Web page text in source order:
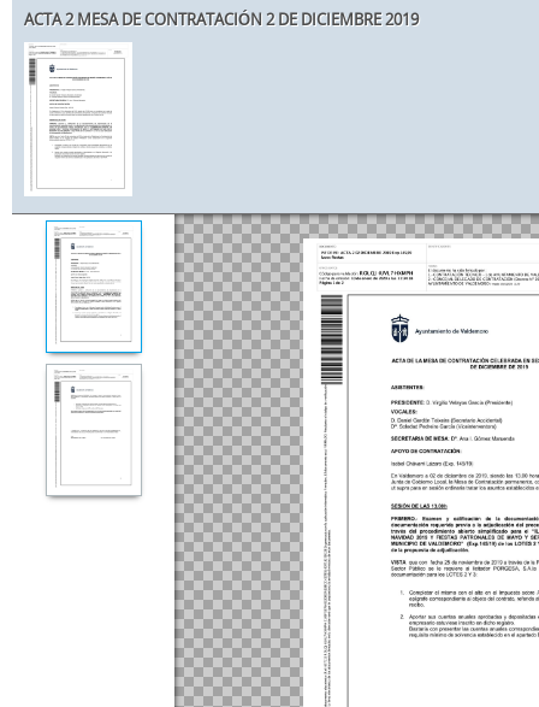
ACTA 2 MESA DE CONTRATACIÓN 2 DE DICIEMBRE 2019